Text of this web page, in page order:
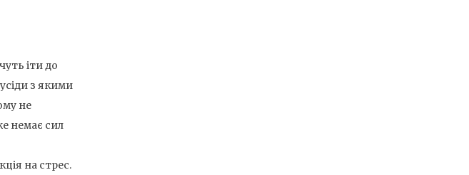
іти до
з якими
не
немає сил
на стрес.